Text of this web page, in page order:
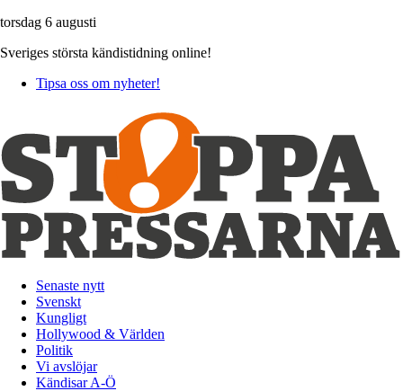
torsdag 6 augusti
Sveriges största kändistidning online!
Tipsa oss om nyheter!
Senaste nytt
Svenskt
Kungligt
Hollywood & Världen
Politik
Vi avslöjar
Kändisar A-Ö